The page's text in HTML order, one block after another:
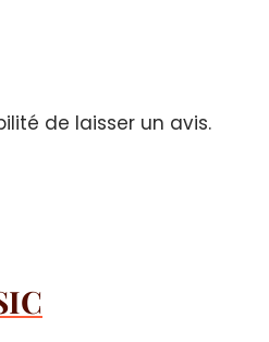
de laisser un avis.